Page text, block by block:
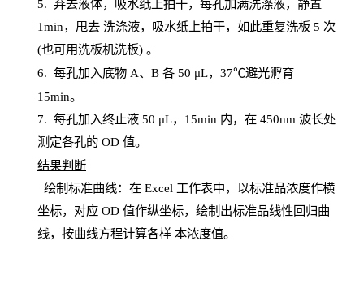
5. 弃去液体，吸水纸上拍干，每孔加满洗涤液，静置
1min，甩去 洗涤液，吸水纸上拍干，如此重复洗板 5 次
(也可用洗板机洗板) 。
6. 每孔加入底物A、B 各 50 μL，37℃避光孵育
15min。
7. 每孔加入终止液 50 μL， 15min 内，在450nm 波长处
测定各孔的 OD 值。
结果判断
绘制标准曲线：在 Excel 工作表中，以标准品浓度作横
坐标，对应OD 值作纵坐标，绘制出标准品线性回归曲
线，按曲线方程计算各样 本浓度值。